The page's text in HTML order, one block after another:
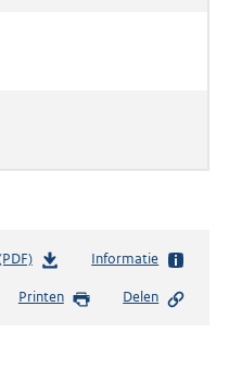
b
s
Informatie
Printen Delen